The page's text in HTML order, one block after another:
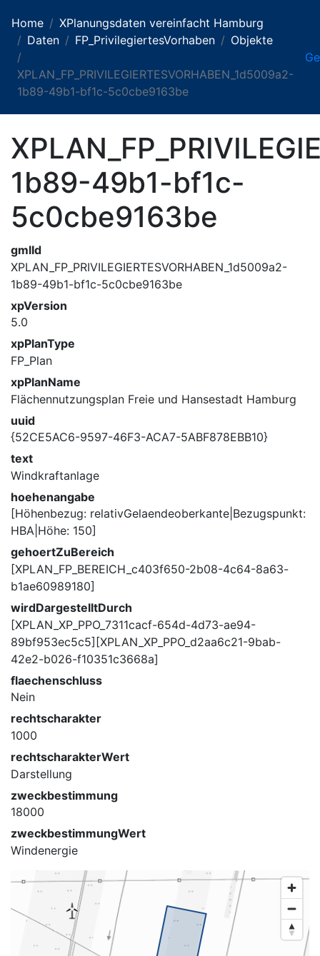
Home
XPlanungsdaten vereinfacht Hamburg
Daten
FP_PrivilegiertesVorhaben Objekte
XPLAN_FP_PRIVILEGIERTESVORHABEN_1d5009a2-
1b89-49b1-bf1c-5c0cbe9163be
1b89-49b1-bf1c-
5c0cbe9163be
gmlId
XPLAN_FP_PRIVILEGIERTESVORHABEN_1d5009a2-
1b89-49b1-bf1c-5c0cbe9163be
xpVersion
5.0
xpPlanType
FP_Plan
xpPlanName
Flächennutzungsplan Freie und Hansestadt Hamburg
uuid
{52CE5AC6-9597-46F3-ACA7-5ABF878EBB10}
text
Windkraftanlage
hoehenangabe
[Höhenbezug: relativGelaendeoberkante|Bezugspunkt:
HBA|Höhe: 150]
gehoertZuBereich
[XPLAN_FP_BEREICH_c403f650-2b08-4c64-8a63-
b1ae60989180]
wirdDargestelltDurch
[XPLAN_XP_PPO_7311cacf-654d-4d73-ae94-
89bf953ec5c5][XPLAN_XP_PPO_d2aa6c21-9bab-
42e2-b026-f10351c3668a]
flaechenschluss
Nein
rechtscharakter
1000
rechtscharakterWert
Darstellung
zweckbestimmung
18000
zweckbestimmungWert
Windenergie